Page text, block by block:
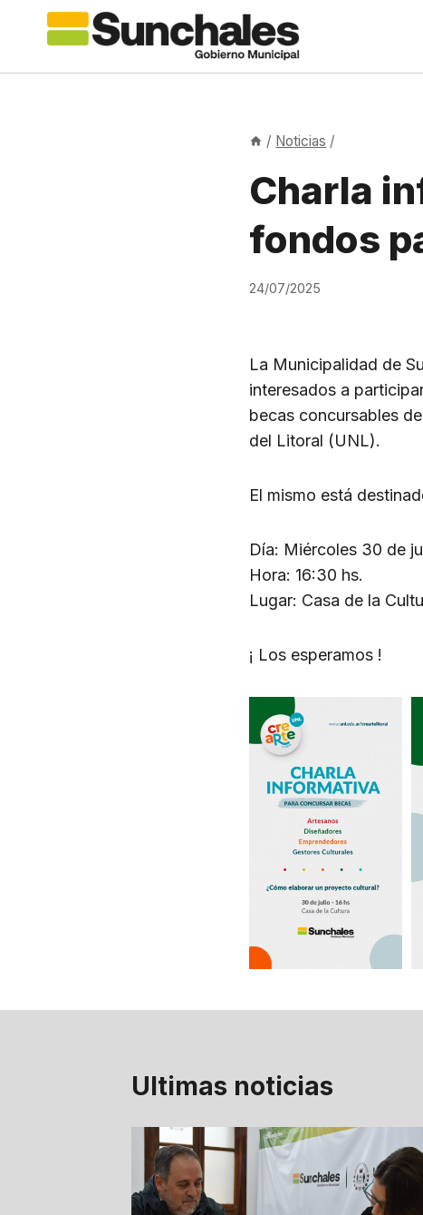
/ Noticias /
Charla
fondos
24/07/2025
La Municipalidad de
interesados a
becas concursables
del Litoral (UNL).
El mismo está
Día: Miércoles 30 de
Hora: 16:30 hs.
Lugar: Casa de la
¡ Los esperamos !
Ultimas noticias